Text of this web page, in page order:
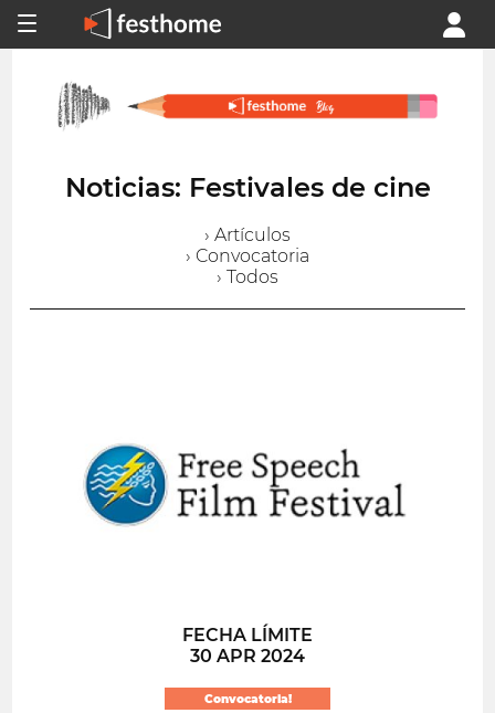
Noticias: Festivales de cine
› Artículos
› Convocatoria
› Todos
FECHA LÍMITE
30 APR 2024
Convocatoria!